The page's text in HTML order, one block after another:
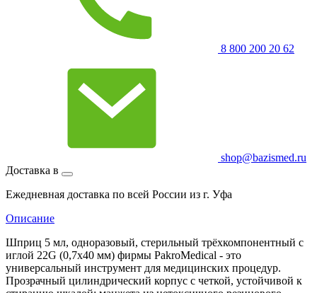
8 800 200 20 62
shop@bazismed.ru
Доставка в
Ежедневная доставка по всей России из г. Уфа
Описание
Шприц 5 мл, одноразовый, стерильный трёхкомпонентный с
иглой 22G (0,7х40 мм) фирмы PakroMedical - это
универсальный инструмент для медицинских процедур.
Прозрачный цилиндрический корпус с четкой, устойчивой к